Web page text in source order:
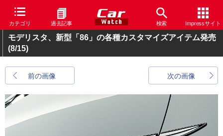
カテゴリ 過去記事 検索 Impressサイト
モデリスタ、新型「86」の各種カスタマイズアイテム発売
(8/15)
前の画像 次の画像